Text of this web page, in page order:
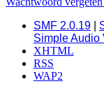
SMF 2.0.19
Simple Audio
XHTML
RSS
WAP2